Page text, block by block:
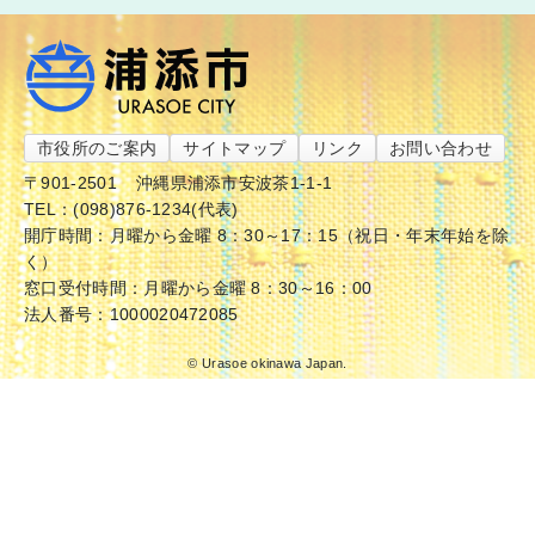
市役所のご案内 サイトマップ リンク
お問い合わせ
〒901-2501
沖縄県浦添市安波茶1-1-1
TEL：(098)876-1234(代表)
開庁時間：月曜から金曜 8：30～17：15（祝日・年末年始を除
く）
窓口受付時間：月曜から金曜 8：30～16：00
法人番号：1000020472085
© Urasoe okinawa Japan.